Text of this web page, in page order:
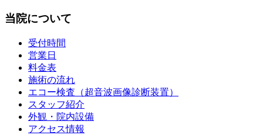
当院について
受付時間
営業日
料金表
施術の流れ
エコー検査（超音波画像診断装置）
スタッフ紹介
外観・院内設備
アクセス情報